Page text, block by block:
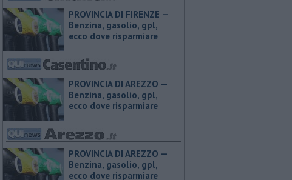
PROVINCIA DI FIRENZE — ​
Benzina, gasolio, gpl,
ecco dove risparmiare
PROVINCIA DI AREZZO — ​
Benzina, gasolio, gpl,
ecco dove risparmiare
PROVINCIA DI AREZZO — ​
Benzina, gasolio, gpl,
ecco dove risparmiare